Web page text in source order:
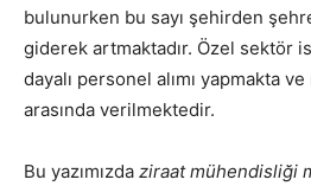
bulunurken bu sayı şehirden
giderek artmaktadır. Özel sektör
dayalı personel alımı yapmakta
arasında verilmektedir.
Bu yazımızda ziraat mühendisliği